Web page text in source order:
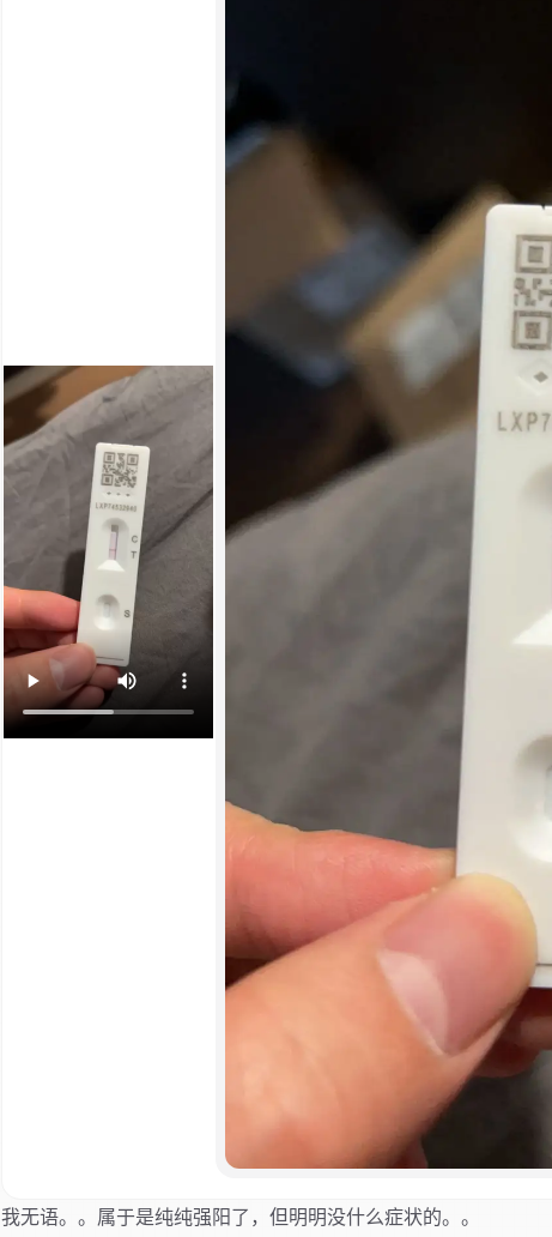
我无语。。属于是纯纯强阳了，但明明没什么症状的。。